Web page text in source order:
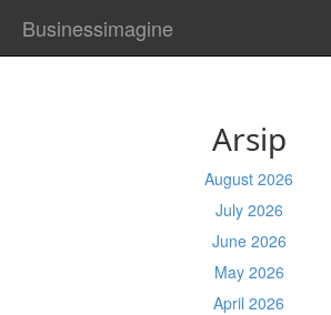
Businessimagine
Arsip
August 2026
July 2026
June 2026
May 2026
April 2026